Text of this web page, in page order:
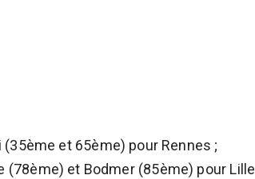
(35ème et 65ème) pour Rennes ;
(78ème) et Bodmer (85ème) pour Lille